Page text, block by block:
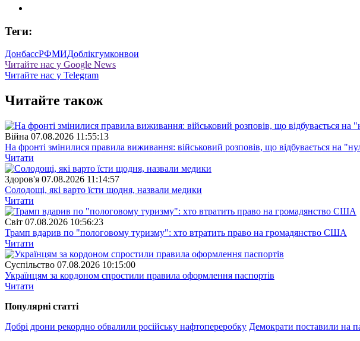
Теги:
ДонбассРФМИДоблікгумконвои
Читайте нас у Google News
Читайте нас у Telegram
Читайте також
Війна 07.08.2026 11:55:13
На фронті змінилися правила виживання: військовий розповів, що відбувається на
Читати
Здоров'я 07.08.2026 11:14:57
Солодощі, які варто їсти щодня, назвали медики
Читати
Свiт 07.08.2026 10:56:23
Трамп вдарив по "пологовому туризму": хто втратить право на громадянство США
Читати
Суспiльство 07.08.2026 10:15:00
Українцям за кордоном спростили правила оформлення паспортів
Читати
Популярнi статтi
Добрі дрони рекордно обвалили російську нафтопереробку Демократи поставили на